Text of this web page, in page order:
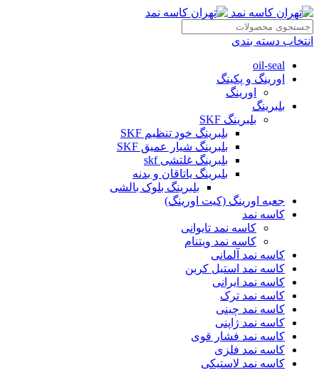
انتخاب دسته بندی
oil-seal
اورینگ و پکینگ
اورینگ
بلبرینگ
بلبرینگ SKF
بلبرینگ خود تنظیم SKF
بلبرینگ شیار عمیق SKF
بلبرینگ غلتشی skf
بلبرینگ یاتاقان و بدنه
بلبرینگ بلوک بالشی
جعبه اورینگ (کیت اورینگ)
کاسه نمد
کاسه نمد تایوانی
کاسه نمد ویتنام
کاسه نمد آلمانی
کاسه نمد استیل کربن
کاسه نمد ایرانی
کاسه نمد ترک
کاسه نمد چینی
کاسه نمد ژاپنی
کاسه نمد فشار قوی
کاسه نمد فلزی
کاسه نمد لاستیکی